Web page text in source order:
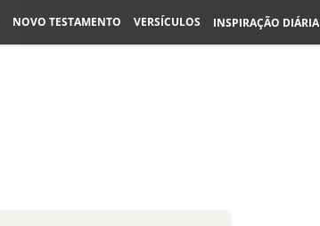
NOVO TESTAMENTO VERSÍCULOS INSPIRAÇÃO DIÁRIA